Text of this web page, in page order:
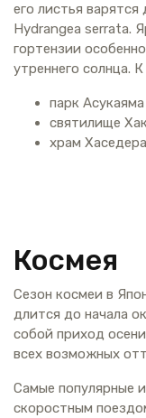
его листья варятся
Hydrangea serrata.
гортензии
утреннего солнца.
парк
святилище
храм
Космея
Сезон космеи в
длится до начала
собой приход
всех возможных
Самые популярные
скоростным